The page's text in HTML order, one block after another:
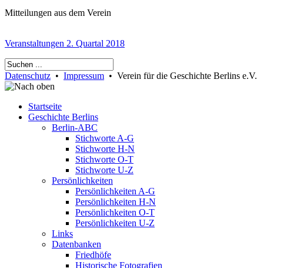
Mitteilungen aus dem Verein
Veranstaltungen 2. Quartal 2018
Datenschutz • Impressum • Verein für die Geschichte Berlins e.V.
Startseite
Geschichte Berlins
Berlin-ABC
Stichworte A-G
Stichworte H-N
Stichworte O-T
Stichworte U-Z
Persönlichkeiten
Persönlichkeiten A-G
Persönlichkeiten H-N
Persönlichkeiten O-T
Persönlichkeiten U-Z
Links
Datenbanken
Friedhöfe
Historische Fotografien